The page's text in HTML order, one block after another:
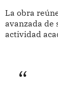
La obra
avanzada de
actividad